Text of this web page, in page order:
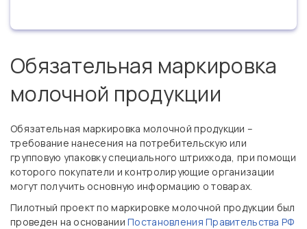
Обязательная маркировка
молочной продукции
Обязательная маркировка молочной продукции –
требование нанесения на потребительскую или
групповую упаковку специального штрихкода, при помощи
которого покупатели и контролирующие организации
могут получить основную информацию о товарах.
Пилотный проект по маркировке молочной продукции был
проведен на основанииПостановления Правительства РФ